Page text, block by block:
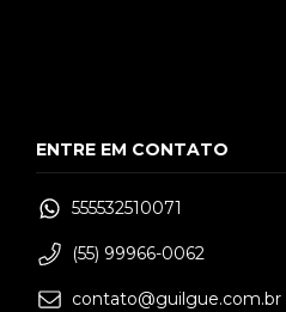
ENTRE EM CONTATO
555532510071
(55) 99966-0062
contato@guilgue.com.br